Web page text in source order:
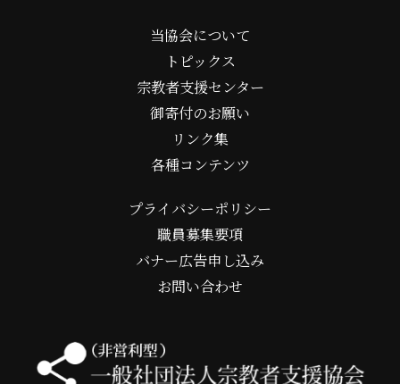
当協会について
トピックス
宗教者支援センター
御寄付のお願い
リンク集
各種コンテンツ
プライバシーポリシー
職員募集要項
バナー広告申し込み
お問い合わせ